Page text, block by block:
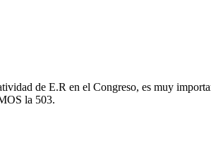
de E.R en el Congreso, es muy
la 503.